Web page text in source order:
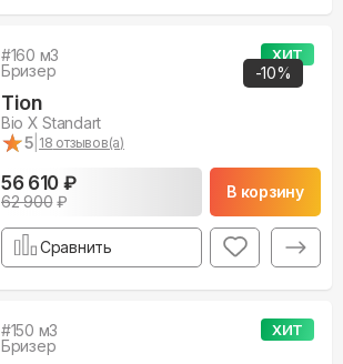
ХИТ
-10%
#160 м3
Бризер
Tion
Bio X Standart
★
★5 18 отзывов(а)
56 610 ₽
62 900₽
В корзину
Сравнить
ХИТ
#150 м3
Бризер